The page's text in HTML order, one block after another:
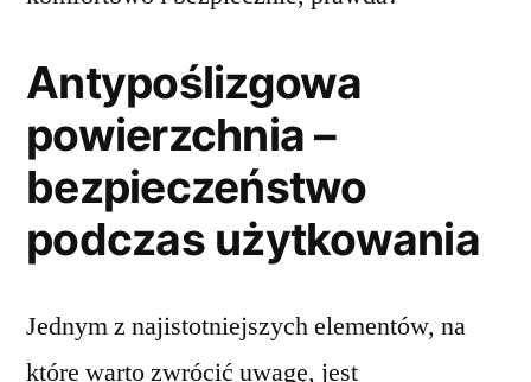
Antypoślizgowa
powierzchnia –
bezpieczeństwo
podczas użytkowania
Jednym z najistotniejszych elementów, na
które warto zwrócić uwagę, jest